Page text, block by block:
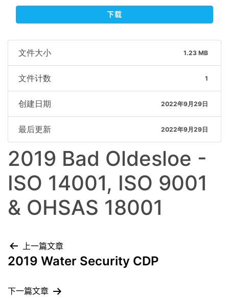
下载
文件大小 1.23 MB
文件计数 1
创建日期 2022年9月29日
最后更新 2022年9月29日
2019 Bad Oldesloe -
ISO 14001, ISO 9001
& OHSAS 18001
上一篇文章
2019 Water Security CDP
下一篇文章